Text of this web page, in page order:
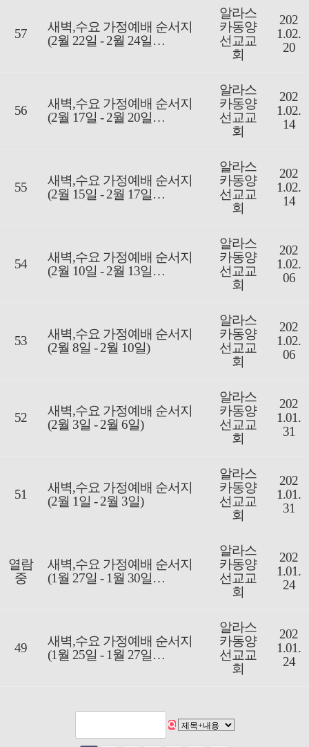
57
새벽,수요 가정예배 순서지
(2월 22일 - 2월 24일…
알라스
카동양
선교교
회
202
1.02.
20
56
새벽,수요 가정예배 순서지
(2월 17일 - 2월 20일…
알라스
카동양
선교교
회
202
1.02.
14
55
새벽,수요 가정예배 순서지
(2월 15일 - 2월 17일…
알라스
카동양
선교교
회
202
1.02.
14
54
새벽,수요 가정예배 순서지
(2월 10일 - 2월 13일…
알라스
카동양
선교교
회
202
1.02.
06
53
새벽,수요 가정예배 순서지
(2월 8일 - 2월 10일)
알라스
카동양
선교교
회
202
1.02.
06
52
새벽,수요 가정예배 순서지
(2월 3일 - 2월 6일)
알라스
카동양
선교교
회
202
1.01.
31
51
새벽,수요 가정예배 순서지
(2월 1일 - 2월 3일)
알라스
카동양
선교교
회
202
1.01.
31
열람
중
새벽,수요 가정예배 순서지
(1월 27일 - 1월 30일…
알라스
카동양
선교교
회
202
1.01.
24
49
새벽,수요 가정예배 순서지
(1월 25일 - 1월 27일…
알라스
카동양
선교교
회
202
1.01.
24